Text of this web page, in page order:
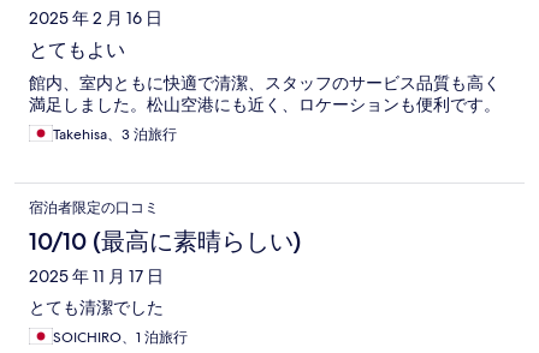
ミ
2025 年 2 月 16 日
とてもよい
館内、室内ともに快適で清潔、スタッフのサービス品質も高く
満足しました。松山空港にも近く、ロケーションも便利です。
Takehisa、3 泊旅行
宿泊者限定の口コミ
10/10 (最高に素晴らしい)
2025 年 11 月 17 日
とても清潔でした
SOICHIRO、1 泊旅行